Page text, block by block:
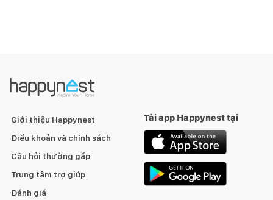
Giới thiệu Happynest
Điều khoản và chính sách
Câu hỏi thường gặp
Trung tâm trợ giúp
Đánh giá
Tải app Happynest tại